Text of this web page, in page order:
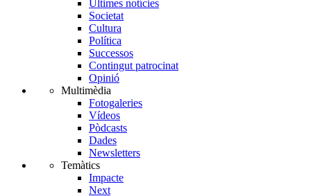
Últimes notícies
Societat
Cultura
Política
Successos
Contingut patrocinat
Opinió
Multimèdia
Fotogaleries
Vídeos
Pòdcasts
Dades
Newsletters
Temàtics
Impacte
Next